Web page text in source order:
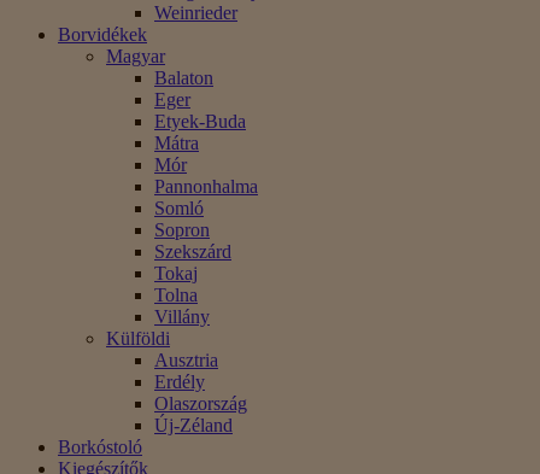
Weinrieder
Borvidékek
Magyar
Balaton
Eger
Etyek-Buda
Mátra
Mór
Pannonhalma
Somló
Sopron
Szekszárd
Tokaj
Tolna
Villány
Külföldi
Ausztria
Erdély
Olaszország
Új-Zéland
Borkóstoló
Kiegészítők